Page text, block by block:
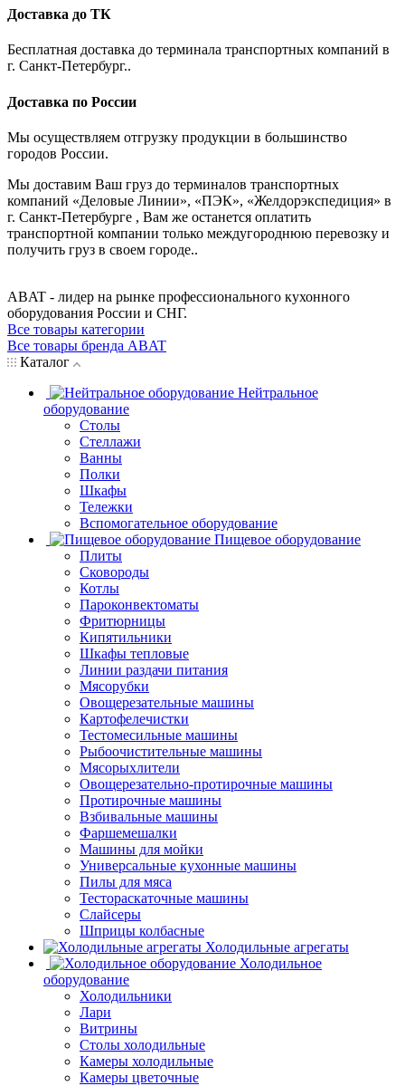
Доставка до ТК
Бесплатная доставка до терминала транспортных компаний в
г. Санкт-Петербург..
Доставка по России
Мы осуществляем отгрузку продукции в большинство
городов России.
Мы доставим Ваш груз до терминалов транспортных
компаний «Деловые Линии», «ПЭК», «Желдорэкспедиция» в
г. Санкт-Петербурге , Вам же останется оплатить
транспортной компании только междугороднюю перевозку и
получить груз в своем городе..
ABAT - лидер на рынке профессионального кухонного
оборудования России и СНГ.
Все товары категории
Все товары бренда ABAT
Каталог
Нейтральное
оборудование
Столы
Стеллажи
Ванны
Полки
Шкафы
Тележки
Вспомогательное оборудование
Пищевое оборудование
Плиты
Сковороды
Котлы
Пароконвектоматы
Фритюрницы
Кипятильники
Шкафы тепловые
Линии раздачи питания
Мясорубки
Овощерезательные машины
Картофелечистки
Тестомесильные машины
Рыбоочистительные машины
Мясорыхлители
Овощерезательно-протирочные машины
Протирочные машины
Взбивальные машины
Фаршемешалки
Машины для мойки
Универсальные кухонные машины
Пилы для мяса
Тестораскаточные машины
Слайсеры
Шприцы колбасные
Холодильные агрегаты
Холодильное
оборудование
Холодильники
Лари
Витрины
Столы холодильные
Камеры холодильные
Камеры цветочные